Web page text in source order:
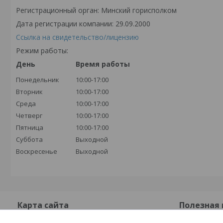
Регистрационный орган: Минский горисполком
Дата регистрации компании: 29.09.2000
Ссылка на свидетельство/лицензию
Режим работы:
День
Время работы
Понедельник
10:00-17:00
Вторник
10:00-17:00
Среда
10:00-17:00
Четверг
10:00-17:00
Пятница
10:00-17:00
Суббота
Выходной
Воскресенье
Выходной
Карта сайта